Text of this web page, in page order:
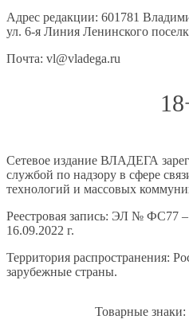
Адрес редакции: 601781
ул. 6-я Линия Ленинского
Почта: vl@vladega.ru
Сетевое издание ВЛАДЕГА
службой по надзору в сфере
технологий и массовых
Реестровая запись: ЭЛ № ФС77 –
16.09.2022 г.
Территория распространения:
зарубежные страны.
Товарные